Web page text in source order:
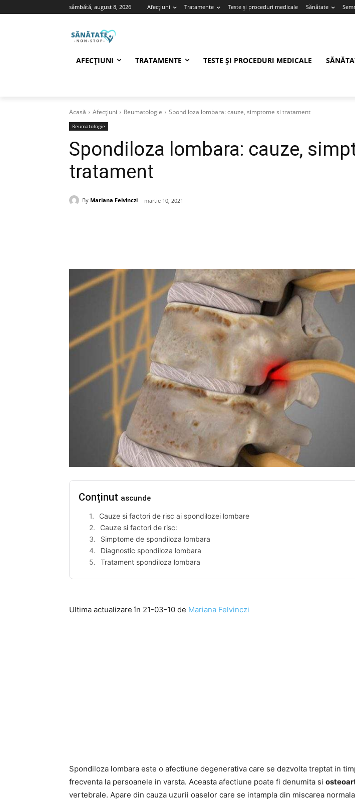
sâmbătă, august 8, 2026 Afecțiuni Tratamente Teste și proceduri medicale Sănătate
AFECȚIUNI TRATAMENTE TESTE ȘI PROCEDURI MEDICALE
Acasă Afecțiuni Reumatologie Spondiloza lombara: cauze, simptome si tratament
Reumatologie
Spondiloza lombara: cauze,
tratament
By Mariana Felvinczi martie 10, 2021
Conținut ascunde
Cauze si factori de risc ai spondilozei lombare
Cauze si factori de risc:
Simptome de spondiloza lombara
Diagnostic spondiloza lombara
Tratament spondiloza lombara
Ultima actualizare în 21-03-10 de Mariana Felvinczi
Spondiloza lombara este o afectiune degenerativa care se dezvolta treptat in
frecventa la persoanele in varsta. Aceasta afectiune poate fi denumita si
vertebrale. Apare din cauza uzurii oaselor care se intampla din miscarea